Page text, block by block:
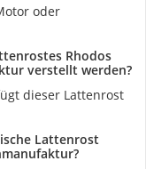
oder
Rhodos
verstellt werden?
dieser Lattenrost
Lattenrost